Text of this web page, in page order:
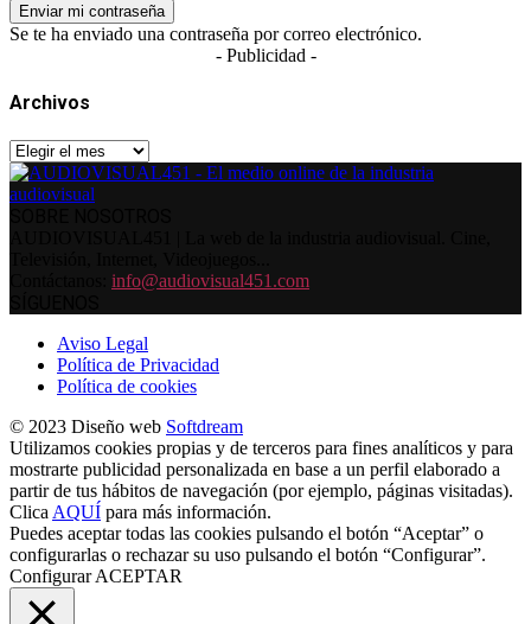
Se te ha enviado una contraseña por correo electrónico.
- Publicidad -
Archivos
Archivos
info@audiovisual451.com
Aviso Legal
Política de Privacidad
Política de cookies
© 2023 Diseño web Softdream
Utilizamos cookies propias y de terceros para fines analíticos y para
mostrarte publicidad personalizada en base a un perfil elaborado a
partir de tus hábitos de navegación (por ejemplo, páginas visitadas).
Clica AQUÍ para más información.
Puedes aceptar todas las cookies pulsando el botón “Aceptar” o
configurarlas o rechazar su uso pulsando el botón “Configurar”.
Configurar ACEPTAR